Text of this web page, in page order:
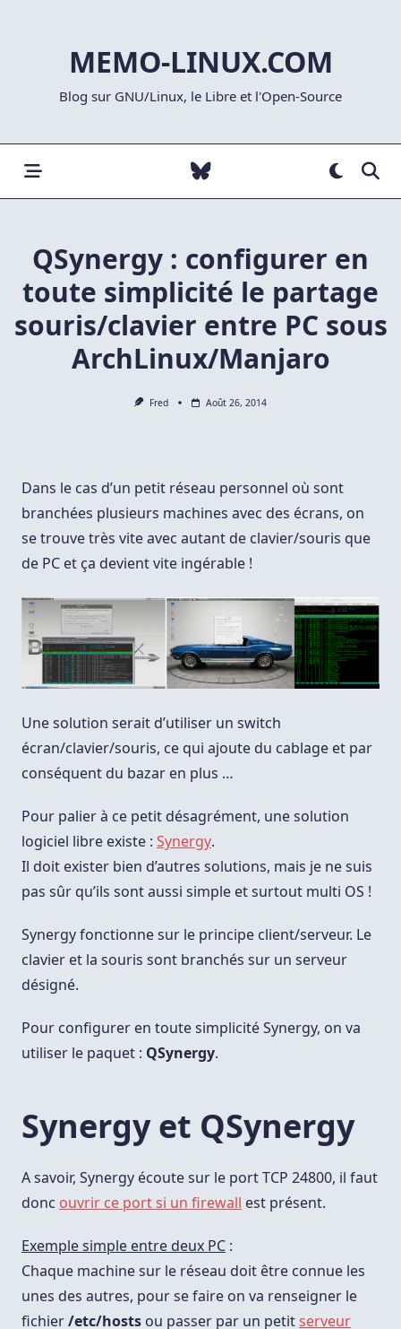
MEMO-LINUX.COM
Blog sur GNU/Linux, le Libre et l'Open-Source
QSynergy : configurer en
toute simplicité le partage
souris/clavier entre PC sous
ArchLinux/Manjaro
Fred Août 26, 2014
Dans le cas d’un petit réseau personnel où sont
branchées plusieurs machines avec des écrans, on
se trouve très vite avec autant de clavier/souris que
de PC et ça devient vite ingérable !
Une solution serait d’utiliser un switch
écran/clavier/souris, ce qui ajoute du cablage et par
conséquent du bazar en plus …
Pour palier à ce petit désagrément, une solution
logiciel libre existe : Synergy.
Il doit exister bien d’autres solutions, mais je ne suis
pas sûr qu’ils sont aussi simple et surtout multi OS !
Synergy fonctionne sur le principe client/serveur. Le
clavier et la souris sont branchés sur un serveur
désigné.
Pour configurer en toute simplicité Synergy, on va
utiliser le paquet : QSynergy.
Synergy et QSynergy
A savoir, Synergy écoute sur le port TCP 24800, il faut
donc ouvrir ce port si un firewall est présent.
Exemple simple entre deux PC :
Chaque machine sur le réseau doit être connue les
unes des autres, pour se faire on va renseigner le
fichier/etc/hosts ou passer par un petitserveur